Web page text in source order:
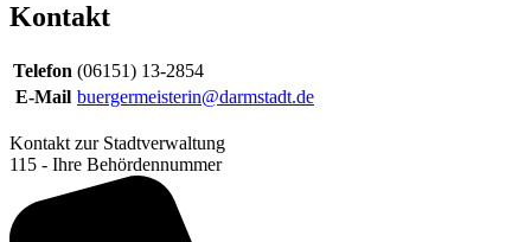
Kontakt
Telefon (06151) 13-2854
E-Mail buergermeisterin@darmstadt.de
Kontakt zur Stadtverwaltung
115 - Ihre Behördennummer